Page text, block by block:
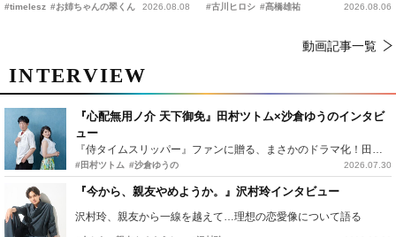
#timelesz #お姉ちゃんの翠くん 2026.08.08 #古川ヒロシ #髙橋雄祐 2026.08.06
動画記事一覧
INTERVIEW
『心配無用ノ介 天下御免』田村ツトム×沙倉ゆうのインタビ
ュー
『侍タイムスリッパー』ファンに贈る、まさかのドラマ化！田村ツトム×沙倉ゆうのが語る『心配無用ノ介』撮影秘話
#田村ツトム #沙倉ゆうの 2026.07.30
『今から、親友やめようか。』沢村玲インタビュー
沢村玲、親友から一線を越えて…理想の恋愛像について語る